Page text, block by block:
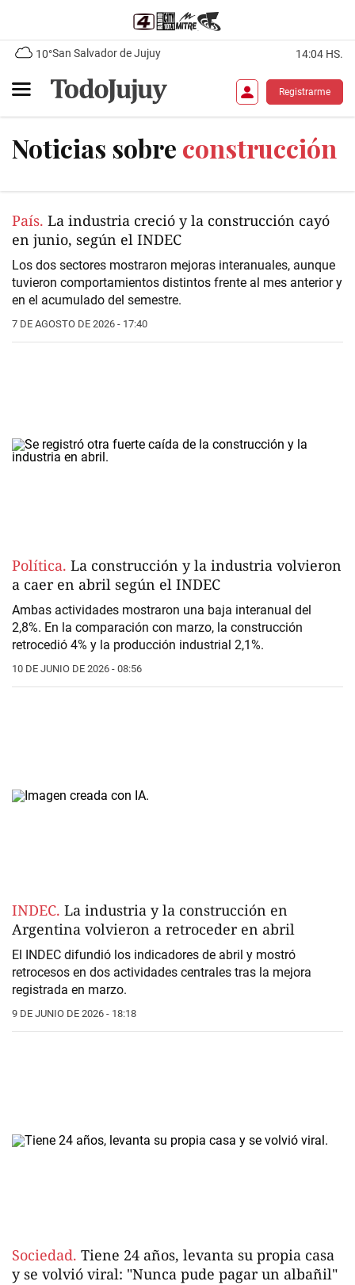
10°San Salvador de Jujuy 14:04 HS.
Registrarme
Noticias sobre construcción
País. La industria creció y la construcción cayó
en junio, según el INDEC
Los dos sectores mostraron mejoras interanuales, aunque
tuvieron comportamientos distintos frente al mes anterior y
en el acumulado del semestre.
7 DE AGOSTO DE 2026 - 17:40
Política. La construcción y la industria volvieron
a caer en abril según el INDEC
Ambas actividades mostraron una baja interanual del
2,8%. En la comparación con marzo, la construcción
retrocedió 4% y la producción industrial 2,1%.
10 DE JUNIO DE 2026 - 08:56
INDEC. La industria y la construcción en
Argentina volvieron a retroceder en abril
El INDEC difundió los indicadores de abril y mostró
retrocesos en dos actividades centrales tras la mejora
registrada en marzo.
9 DE JUNIO DE 2026 - 18:18
Sociedad. Tiene 24 años, levanta su propia casa
y se volvió viral: "Nunca pude pagar un albañil"